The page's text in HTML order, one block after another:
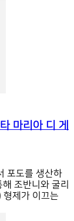
마리아 디 게
포도를 생산하
조반니와 굴리
제가 이끄는